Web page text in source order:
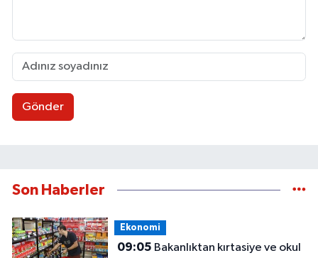
Gönder
Son Haberler
Ekonomi
09:05